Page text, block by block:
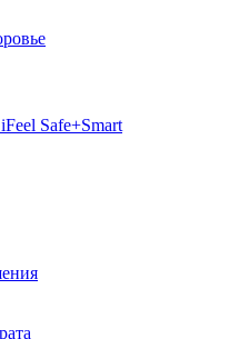
Safe+Smart